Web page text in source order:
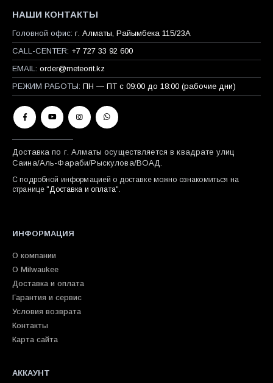
НАШИ КОНТАКТЫ
Головной офис: г. Алматы, Райымбека 115/23A
CALL-CENTER: +7 727 33 92 600
EMAIL: order@meteorit.kz
РЕЖИМ РАБОТЫ: ПН — ПТ с 09:00 до 18:00 (рабочие дни)
Доставка по г. Алматы осуществляется в квадрате улиц
Саина/Аль-Фараби/Рыскулова/ВОАД.
С подробной информацией о доставке можно ознакомиться на
странице " Доставка и оплата".
ИНФОРМАЦИЯ
О компании
О Milwaukee
Доставка и оплата
Гарантия и сервис
Условия возврата
Контакты
Карта сайта
АККАУНТ